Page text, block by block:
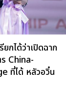
กได้ว่าเปิดฉาก
China-
ที่ได้ หลัวอวิ๋น